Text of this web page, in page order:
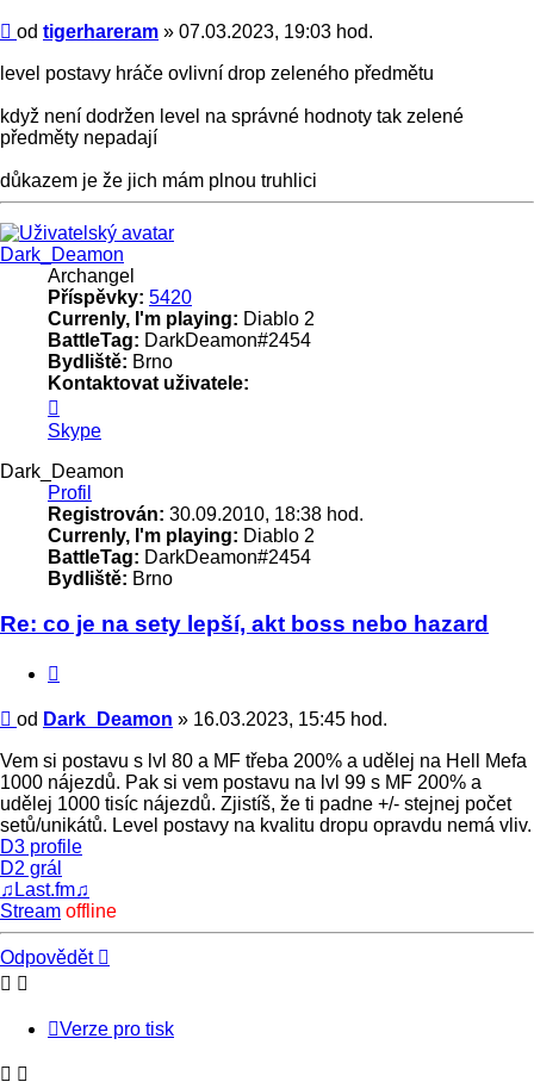
Příspěvek
od tigerhareram » 07.03.2023, 19:03 hod.
level postavy hráče ovlivní drop zeleného předmětu
když není dodržen level na správné hodnoty tak zelené
předměty nepadají
důkazem je že jich mám plnou truhlici
Nahoru
Dark_Deamon
Archangel
Příspěvky: 5420
Currenly, I'm playing: Diablo 2
BattleTag: DarkDeamon#2454
Bydliště: Brno
Kontaktovat uživatele:
uživatele
Dark_Deamon
Skype
Dark_Deamon
Profil
Registrován: 30.09.2010, 18:38 hod.
Currenly, I'm playing: Diablo 2
BattleTag: DarkDeamon#2454
Bydliště: Brno
Re: co je na sety lepší, akt boss nebo hazard
Příspěvek
od Dark_Deamon » 16.03.2023, 15:45 hod.
Vem si postavu s lvl 80 a MF třeba 200% a udělej na Hell Mefa
1000 nájezdů. Pak si vem postavu na lvl 99 s MF 200% a
udělej 1000 tisíc nájezdů. Zjistíš, že ti padne +/- stejnej počet
setů/unikátů. Level postavy na kvalitu dropu opravdu nemá vliv.
D3 profile
D2 grál
♫Last.fm♫
Stream offline
Nahoru
Odpovědět
Verze pro tisk